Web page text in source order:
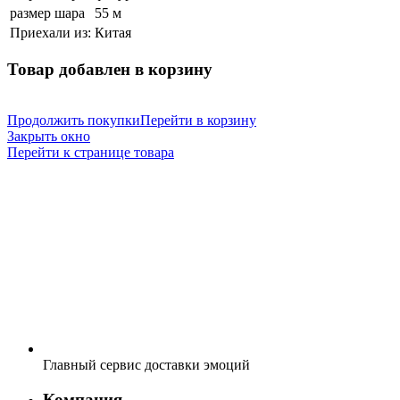
размер шара
55 м
Приехали из: Китая
Товар добавлен в корзину
Продолжить покупкиПерейти в корзину
Закрыть окно
Перейти к странице товара
Главный сервис доставки эмоций